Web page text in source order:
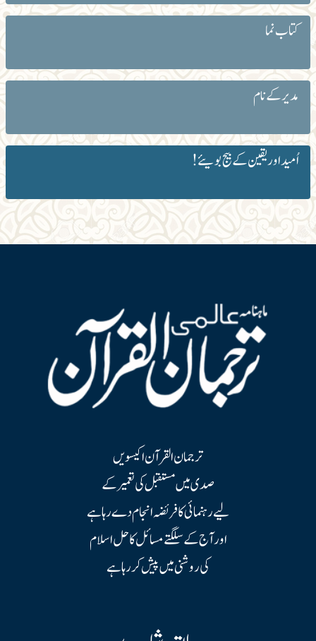
کتاب نما
مدیر کے نام
اُمید اور یقین کے بیج بویئے!
ترجمان القرآن اکیسویں
صدی میں مستقبل کی تعمیر کے
لیے رہنمائی کا فریضہ انجام دے رہا ہے
اور آج کے سلگتے مسائل کا حل اسلام
کی روشنی میں پیش کر رہا ہے